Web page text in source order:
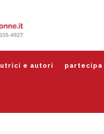
e autori partecipa